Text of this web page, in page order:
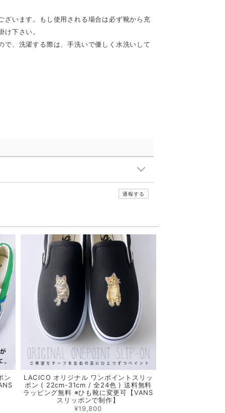
ざいます。もし使用される場合は必ず靴から充
下さい。
、洗濯する際は、手洗いで優しく水洗いして
通報する
ン
LACICO オリジナル ワンポイントスリッ
ポン ( 22cm-31cm / 全24色 ) 送料無料
ラッピング無料 ※ひも靴に変更可【VANS
スリッポンで制作】
¥19,800